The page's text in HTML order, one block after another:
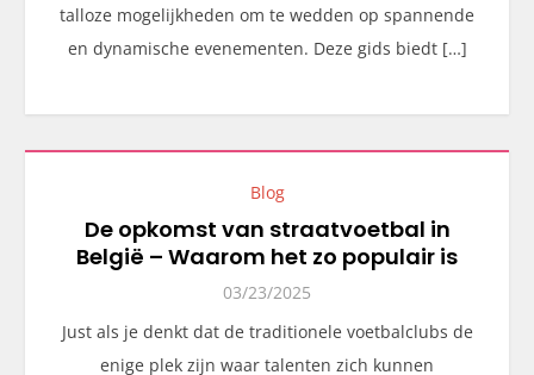
talloze mogelijkheden om te wedden op spannende
en dynamische evenementen. Deze gids biedt […]
Blog
De opkomst van straatvoetbal in
België – Waarom het zo populair is
03/23/2025
Just als je denkt dat de traditionele voetbalclubs de
enige plek zijn waar talenten zich kunnen